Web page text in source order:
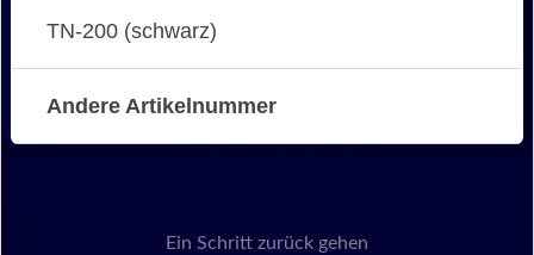
TN-200 (schwarz)
Andere Artikelnummer
Ein Schritt zurück gehen